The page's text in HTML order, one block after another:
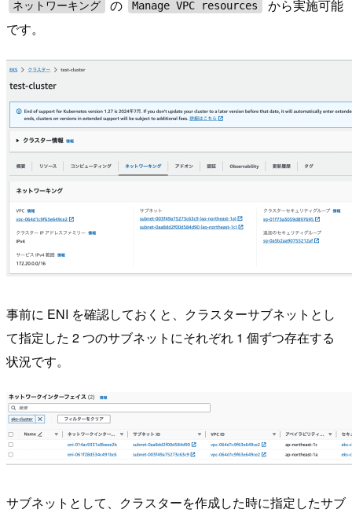
ネットワーキング の Manage VPC resources
から実施可能
です。
事前に ENI を確認しておくと、クラスターサブネットとし
て指定した 2 つのサブネットにそれぞれ 1 個ずつ存在する
状況です。
サブネットとして、クラスターを作成した時に指定したサブ